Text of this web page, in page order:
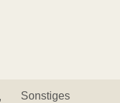
Sonstiges